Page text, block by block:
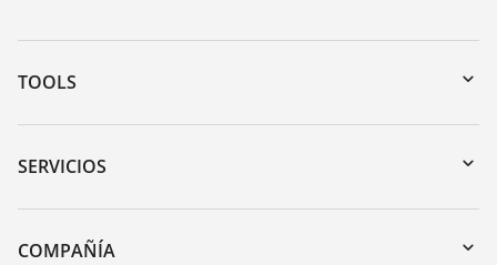
TOOLS
Zona de descarga
Búsqueda por número de serie
DTM Collection/PACTware
SERVICIOS
Devolución de instrumentos
Cursos de formacion
COMPAÑÍA